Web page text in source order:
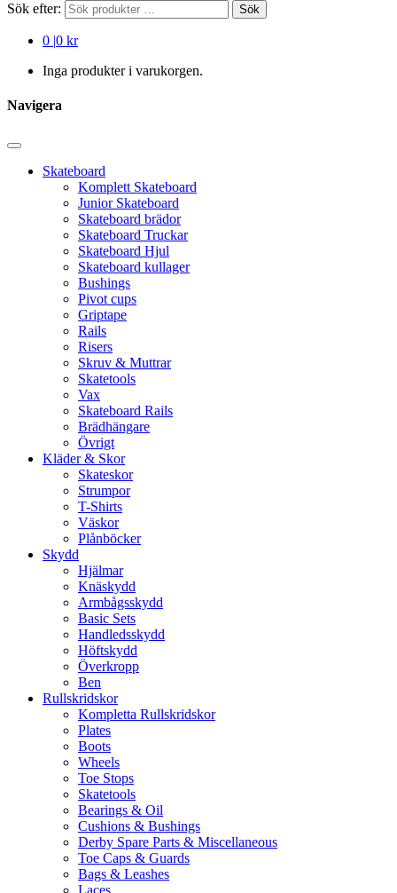
Sök efter: Sök
0 |0 kr
Inga produkter i varukorgen.
Navigera
Skateboard
Komplett Skateboard
Junior Skateboard
Skateboard brädor
Skateboard Truckar
Skateboard Hjul
Skateboard kullager
Bushings
Pivot cups
Griptape
Rails
Risers
Skruv & Muttrar
Skatetools
Vax
Skateboard Rails
Brädhängare
Övrigt
Kläder & Skor
Skateskor
Strumpor
T-Shirts
Väskor
Plånböcker
Skydd
Hjälmar
Knäskydd
Armbågsskydd
Basic Sets
Handledsskydd
Höftskydd
Överkropp
Ben
Rullskridskor
Kompletta Rullskridskor
Plates
Boots
Wheels
Toe Stops
Skatetools
Bearings & Oil
Cushions & Bushings
Derby Spare Parts & Miscellaneous
Toe Caps & Guards
Bags & Leashes
Laces